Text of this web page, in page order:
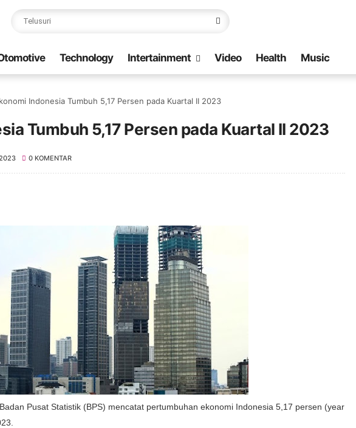
Technology Intertainment Video Health Music
Indonesia Tumbuh 5,17 Persen pada Kuartal II 2023
Tumbuh 5,17 Persen pada Kuartal II 2023
0 KOMENTAR
Pusat Statistik (BPS) mencatat pertumbuhan ekonomi Indonesia 5,17 persen (year